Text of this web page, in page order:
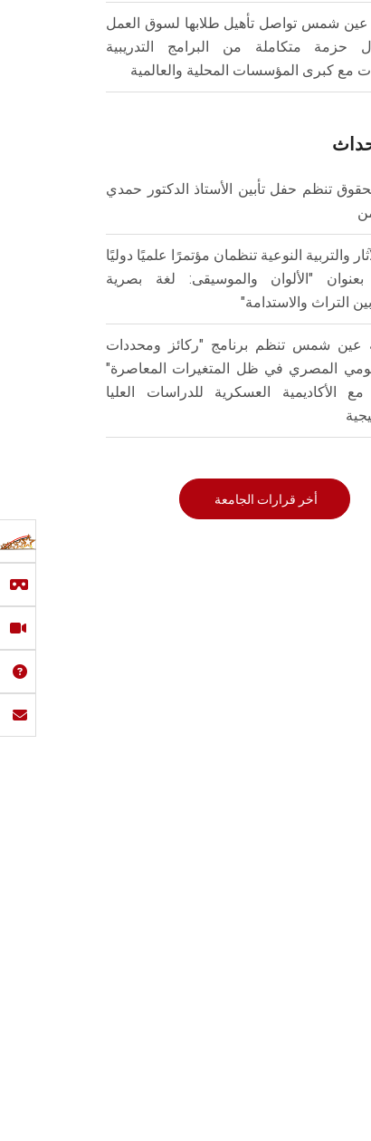
عين شمس تواصل تأهيل طلابها لسوق العمل
حزمة متكاملة من البرامج التدريبية
مع كبرى المؤسسات المحلية والعالمية
تنظم حفل تأبين الأستاذ الدكتور حمدي
والتربية النوعية تنظمان مؤتمرًا علميًا دوليًا
"الألوان والموسيقى: لغة بصرية
التراث والاستدامة"
عين شمس تنظم برنامج "ركائز ومحددات
المصري في ظل المتغيرات المعاصرة"
مع الأكاديمية العسكرية للدراسات العليا
أخر قرارات الجامعة